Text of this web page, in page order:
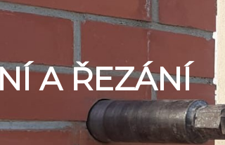
A ŘEZÁNÍ